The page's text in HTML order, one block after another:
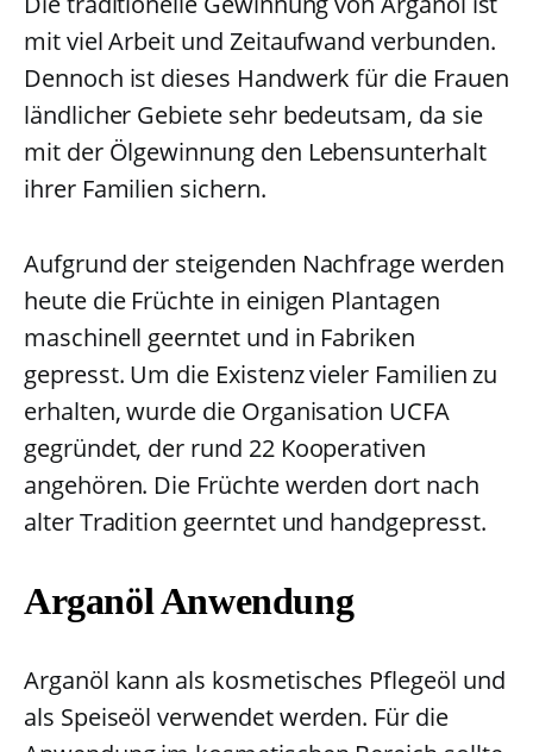
mit viel Arbeit und Zeitaufwand verbunden.
Dennoch ist dieses Handwerk für die Frauen
ländlicher Gebiete sehr bedeutsam, da sie
mit der Ölgewinnung den Lebensunterhalt
ihrer Familien sichern.
Aufgrund der steigenden Nachfrage werden
heute die Früchte in einigen Plantagen
maschinell geerntet und in Fabriken
gepresst. Um die Existenz vieler Familien zu
erhalten, wurde die Organisation UCFA
gegründet, der rund 22 Kooperativen
angehören. Die Früchte werden dort nach
alter Tradition geerntet und handgepresst.
Arganöl Anwendung
Arganöl kann als kosmetisches Pflegeöl und
als Speiseöl verwendet werden. Für die